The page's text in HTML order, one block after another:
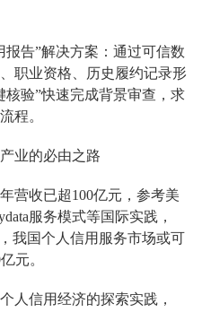
告”解决方案：通过可信数
职业资格、历史履约记录形
核验”快速完成背景审查，求
程。
业的必由之路
营收已超100亿元，参考美
服务模式等国际实践，
我国个人信用服务市场或可
元。
人信用经济的探索实践，